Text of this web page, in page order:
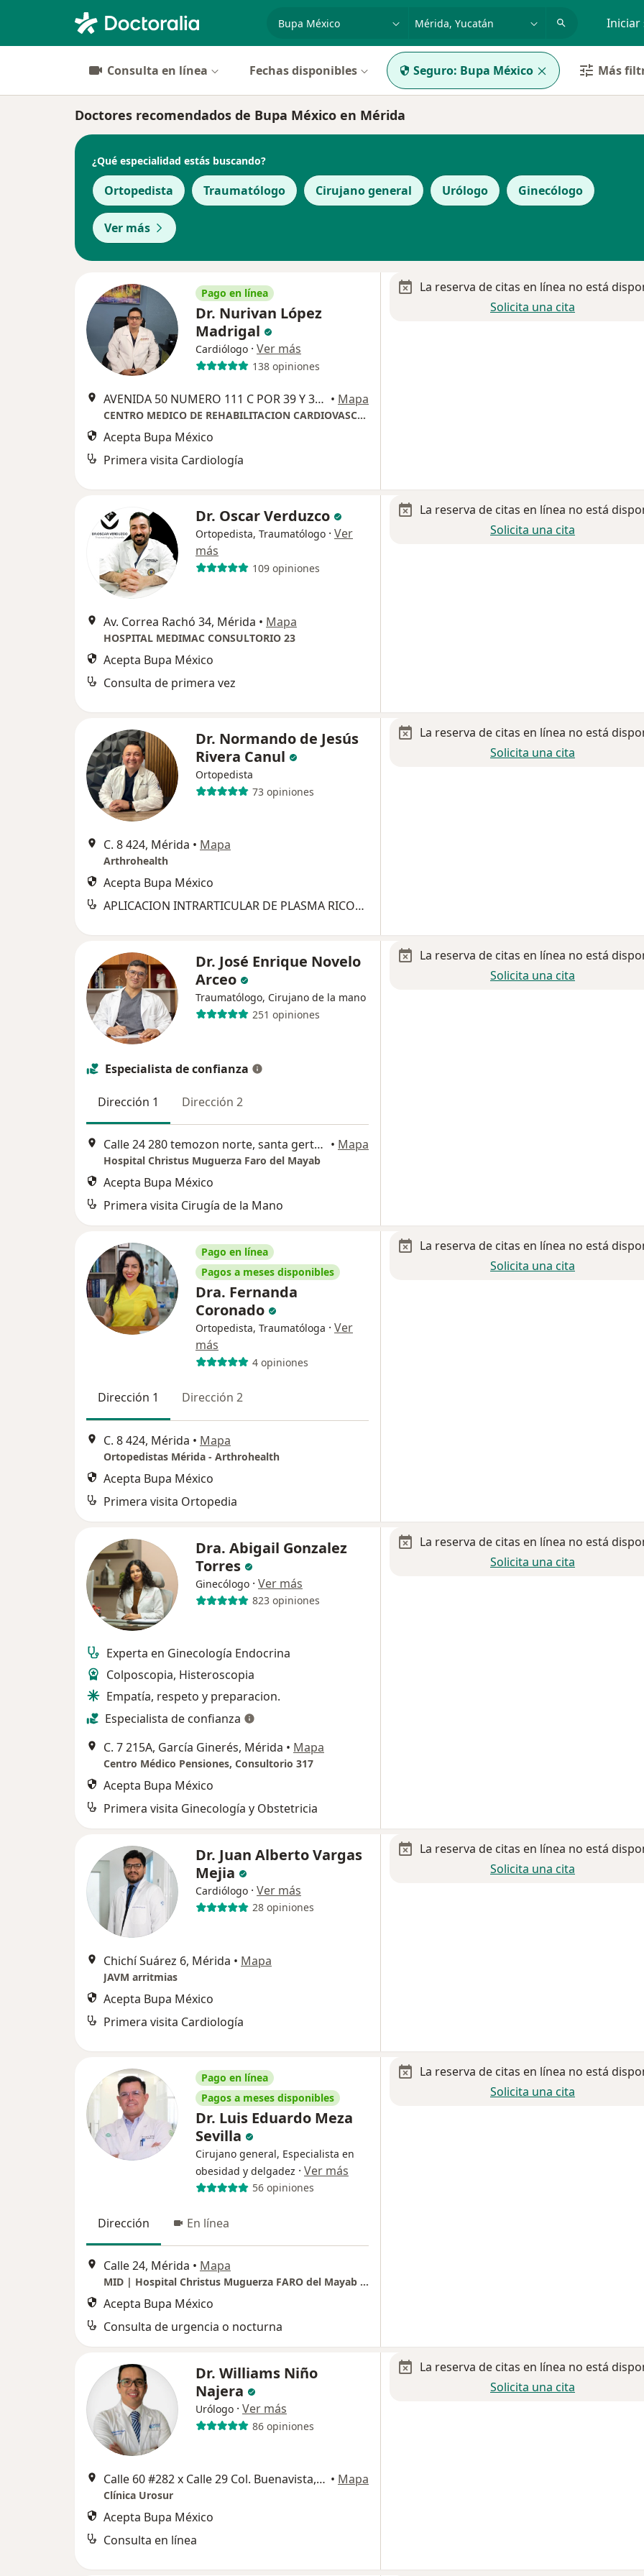
especialidad, enfermedad o nombre
p. ej. Guadalajara Iniciar
Consulta en línea Fechas disponibles Seguro: Bupa México Más
Doctores recomendados de Bupa México en Mérida
¿Qué especialidad estás buscando?
Ortopedista Traumatólogo Cirujano general Urólogo Ginecólogo
Ver más
Pago en línea
Dr. Nurivan López
Madrigal
Cardiólogo · Ver más
138 opiniones
AVENIDA 50 NUMERO 111 C POR 39 Y 39 C COLONIA FRANCISCO DE MONTEJO II, Mérida • Mapa
CENTRO MEDICO DE REHABILITACION CARDIOVASCULAR MONTEJO
Acepta Bupa México
Primera visita Cardiología
La reserva de citas en línea no está
Solicita una cita
Dr. Oscar Verduzco
Ortopedista, Traumatólogo · Ver
más
109 opiniones
Av. Correa Rachó 34, Mérida • Mapa
HOSPITAL MEDIMAC CONSULTORIO 23
Acepta Bupa México
Consulta de primera vez
La reserva de citas en línea no está
Solicita una cita
Dr. Normando de Jesús
Rivera Canul
Ortopedista
73 opiniones
C. 8 424, Mérida • Mapa
Arthrohealth
Acepta Bupa México
APLICACION INTRARTICULAR DE PLASMA RICO EN PLAQUETAS
La reserva de citas en línea no está
Solicita una cita
Dr. José Enrique Novelo
Arceo
Traumatólogo, Cirujano de la mano
251 opiniones
Especialista de confianza
Dirección 1 Dirección 2
Calle 24 280 temozon norte, santa gertrudis copo, Mérida • Mapa
Hospital Christus Muguerza Faro del Mayab
Acepta Bupa México
Primera visita Cirugía de la Mano
La reserva de citas en línea no está
Solicita una cita
Pago en línea
Pagos a meses disponibles
Dra. Fernanda
Coronado
Ortopedista, Traumatóloga · Ver
más
4 opiniones
Dirección 1 Dirección 2
C. 8 424, Mérida • Mapa
Ortopedistas Mérida - Arthrohealth
Acepta Bupa México
Primera visita Ortopedia
La reserva de citas en línea no está
Solicita una cita
Dra. Abigail Gonzalez
Torres
Ginecólogo · Ver más
823 opiniones
Experta en Ginecología Endocrina
Colposcopia, Histeroscopia
Empatía, respeto y preparacion.
Especialista de confianza
C. 7 215A, García Ginerés, Mérida • Mapa
Centro Médico Pensiones, Consultorio 317
Acepta Bupa México
Primera visita Ginecología y Obstetricia
La reserva de citas en línea no está
Solicita una cita
Dr. Juan Alberto Vargas
Mejia
Cardiólogo · Ver más
28 opiniones
Chichí Suárez 6, Mérida • Mapa
JAVM arritmias
Acepta Bupa México
Primera visita Cardiología
La reserva de citas en línea no está
Solicita una cita
Pago en línea
Pagos a meses disponibles
Dr. Luis Eduardo Meza
Sevilla
Cirujano general, Especialista en
obesidad y delgadez · Ver más
56 opiniones
Dirección En línea
Calle 24, Mérida • Mapa
MID | Hospital Christus Muguerza FARO del Mayab | Consultorio 907
Acepta Bupa México
Consulta de urgencia o nocturna
La reserva de citas en línea no está
Solicita una cita
Dr. Williams Niño
Najera
Urólogo · Ver más
86 opiniones
Calle 60 #282 x Calle 29 Col. Buenavista, Mérida • Mapa
Clínica Urosur
Acepta Bupa México
Consulta en línea
La reserva de citas en línea no está
Solicita una cita